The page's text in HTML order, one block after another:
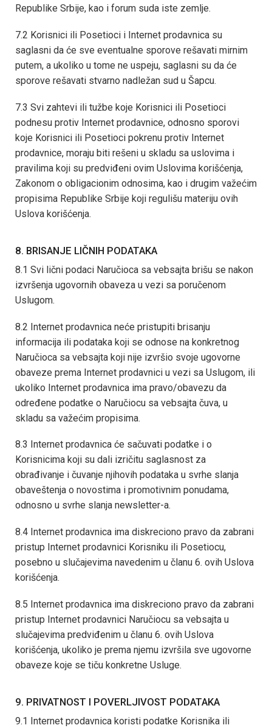
Republike Srbije, kao i forum suda iste zemlje.
7.2 Korisnici ili Posetioci i Internet prodavnica su
saglasni da će sve eventualne sporove rešavati mirnim
putem, a ukoliko u tome ne uspeju, saglasni su da će
sporove rešavati stvarno nadležan sud u Šapcu.
7.3 Svi zahtevi ili tužbe koje Korisnici ili Posetioci
podnesu protiv Internet prodavnice, odnosno sporovi
koje Korisnici ili Posetioci pokrenu protiv Internet
prodavnice, moraju biti rešeni u skladu sa uslovima i
pravilima koji su predviđeni ovim Uslovima korišćenja,
Zakonom o obligacionim odnosima, kao i drugim važećim
propisima Republike Srbije koji regulišu materiju ovih
Uslova korišćenja.
8. BRISANJE LIČNIH PODATAKA
8.1 Svi lični podaci Naručioca sa vebsajta brišu se nakon
izvršenja ugovornih obaveza u vezi sa poručenom
Uslugom.
8.2 Internet prodavnica neće pristupiti brisanju
informacija ili podataka koji se odnose na konkretnog
Naručioca sa vebsajta koji nije izvršio svoje ugovorne
obaveze prema Internet prodavnici u vezi sa Uslugom, ili
ukoliko Internet prodavnica ima pravo/obavezu da
određene podatke o Naručiocu sa vebsajta čuva, u
skladu sa važećim propisima.
8.3 Internet prodavnica će sačuvati podatke i o
Korisnicima koji su dali izričitu saglasnost za
obrađivanje i čuvanje njihovih podataka u svrhe slanja
obaveštenja o novostima i promotivnim ponudama,
odnosno u svrhe slanja newsletter-a.
8.4 Internet prodavnica ima diskreciono pravo da zabrani
pristup Internet prodavnici Korisniku ili Posetiocu,
posebno u slučajevima navedenim u članu 6. ovih Uslova
korišćenja.
8.5 Internet prodavnica ima diskreciono pravo da zabrani
pristup Internet prodavnici Naručiocu sa vebsajta u
slučajevima predviđenim u članu 6. ovih Uslova
korišćenja, ukoliko je prema njemu izvršila sve ugovorne
obaveze koje se tiču konkretne Usluge.
9. PRIVATNOST I POVERLJIVOST PODATAKA
9.1 Internet prodavnica koristi podatke Korisnika ili